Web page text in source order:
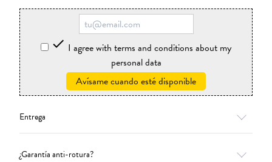
 I agree with terms and conditions about my
personal data
Avísame cuando esté disponible
Entrega
¿Garantía anti-rotura?